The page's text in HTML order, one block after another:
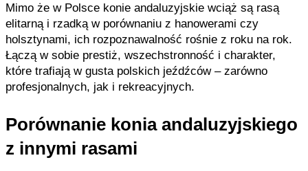
Mimo że w Polsce konie andaluzyjskie wciąż są rasą
elitarną i rzadką w porównaniu z hanowerami czy
holsztynami, ich rozpoznawalność rośnie z roku na rok.
Łączą w sobie prestiż, wszechstronność i charakter,
które trafiają w gusta polskich jeźdźców – zarówno
profesjonalnych, jak i rekreacyjnych.
Porównanie konia andaluzyjskiego
z innymi rasami